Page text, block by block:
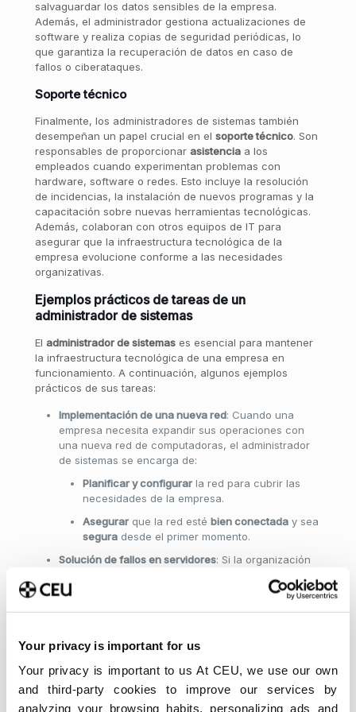
Your privacy is important for us
Your privacy is important to us At CEU, we use our own
and third-party cookies to improve our services by
analyzing your browsing habits, personalizing ads and
salvaguardar los datos sensibles de la empresa.
Además, el administrador gestiona actualizaciones de
software y realiza copias de seguridad periódicas, lo
que garantiza la recuperación de datos en caso de
fallos o ciberataques.
Soporte técnico
Finalmente, los administradores de sistemas también
desempeñan un papel crucial en el soporte técnico. Son
responsables de proporcionar asistenciaa los
empleados cuando experimentan problemas con
hardware, software o redes. Esto incluye la resolución
de incidencias, la instalación de nuevos programas y la
capacitación sobre nuevas herramientas tecnológicas.
Además, colaboran con otros equipos de IT para
asegurar que la infraestructura tecnológica de la
empresa evolucione conforme a las necesidades
organizativas.
Ejemplos prácticos de tareas de un
administrador de sistemas
El administrador de sistemases esencial para mantener
la infraestructura tecnológica de una empresa en
funcionamiento. A continuación, algunos ejemplos
prácticos de sus tareas:
Implementación de una nueva red: Cuando una
empresa necesita expandir sus operaciones con
una nueva red de computadoras, el administrador
de sistemas se encarga de:
Planificar y configurarla red para cubrir las
necesidades de la empresa.
Asegurarque la red esté bien conectaday sea
seguradesde el primer momento.
Solución de fallos en servidores: Si la organización
un fallo en un servidor, el administrador de sistemas
Resolverla incidencia de manera eficiente.
Tomar medidas preventivaspara evitar futuras
interrupciones, minimizando el impacto en la
productividad.